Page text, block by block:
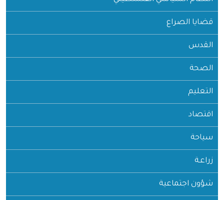
قضايا الصراع
القدس
الصحة
التعليم
اقتصاد
سياحة
زراعـة
شؤون اجتماعية